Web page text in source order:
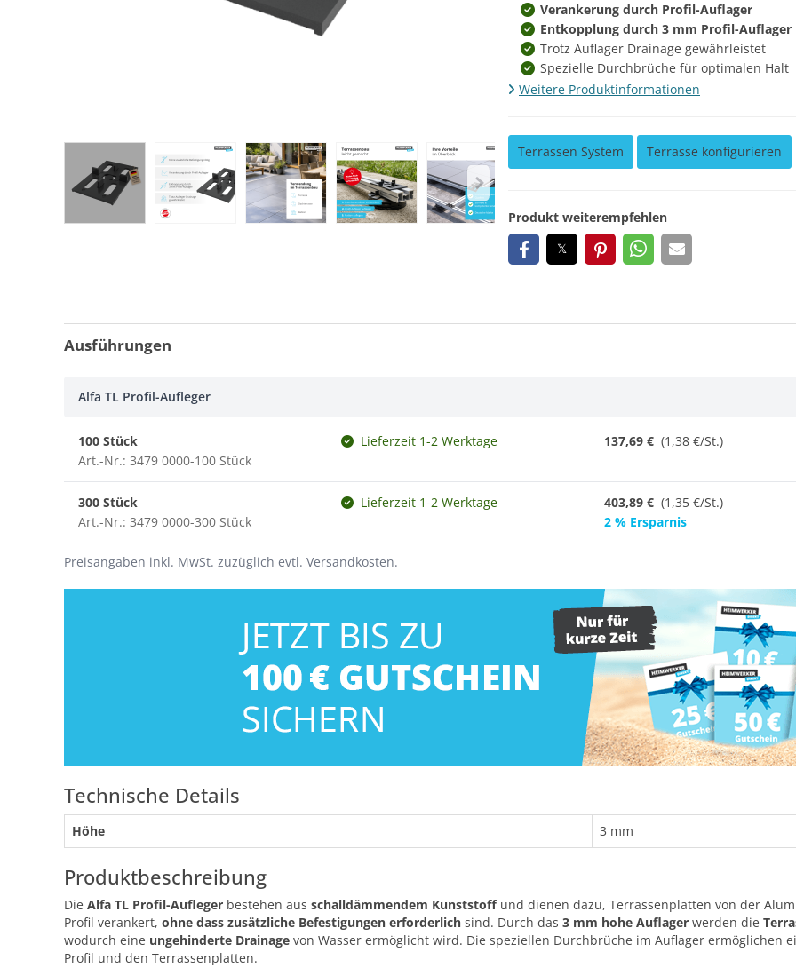
Verankerung durch Profil-Auflager
Entkopplung durch 3 mm Profil-Auflager
Trotz Auflager Drainage gewährleistet
Spezielle Durchbrüche für optimalen Halt
Weitere Produktinformationen
Terrassen System Terrasse konfigurieren
Produkt weiterempfehlen
Ausführungen
Alfa TL Profil-Aufleger
100 Stück
Art.-Nr.: 3479 0000-100 Stück
Lieferzeit 1-2 Werktage 137,69 € (1,38 €/St.)
300 Stück
Art.-Nr.: 3479 0000-300 Stück
Lieferzeit 1-2 Werktage 403,89 € (1,35 €/St.)
2 % Ersparnis
Preisangaben inkl. MwSt. zuzüglich evtl. Versandkosten.
Technische Details
Höhe 3 mm
Produktbeschreibung
Die Alfa TL Profil-Aufleger bestehen aus schalldämmendem Kunststoffund dienen dazu, Terrassenplatten von der
Profil verankert, ohne dass zusätzliche Befestigungen erforderlich sind. Durch das 3 mm hohe Auflager werden die
wodurch eine ungehinderte Drainage von Wasser ermöglicht wird. Die speziellen Durchbrüche im Auflager ermöglichen
Profil und den Terrassenplatten.